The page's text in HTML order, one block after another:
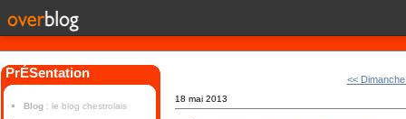
PrÉSentation
Blog : le blog chestrolais
<<
18 mai 2013